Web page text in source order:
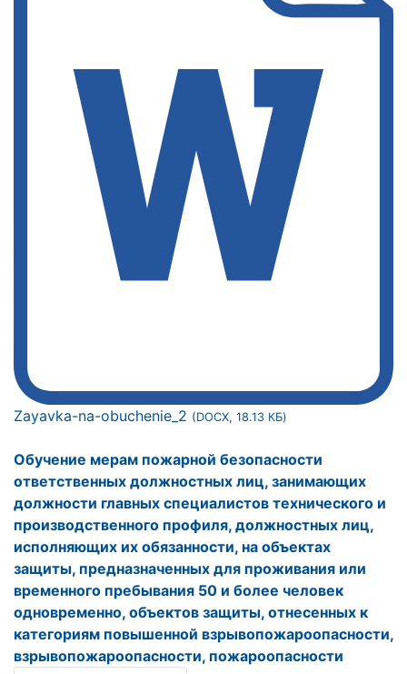
Zayavka-na-obuchenie_2 (DOCX, 18.13 КБ)
Обучение мерам пожарной безопасности
ответственных должностных лиц, занимающих
должности главных специалистов технического и
производственного профиля, должностных лиц,
исполняющих их обязанности, на объектах
защиты, предназначенных для проживания или
временного пребывания 50 и более человек
одновременно, объектов защиты, отнесенных к
категориям повышенной взрывопожароопасности,
взрывопожароопасности, пожароопасности